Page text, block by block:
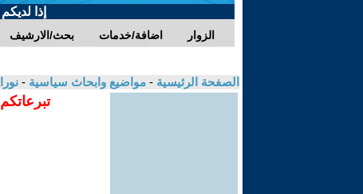
إذا
بحث/الارشيف اضافة/خدمات الزوار
الصفحة الرئيسية - مواضيع وابحاث سياسية -